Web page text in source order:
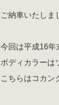
ご納車いたしま
今回は平成16年
ボディカラーは
こちらはコカン